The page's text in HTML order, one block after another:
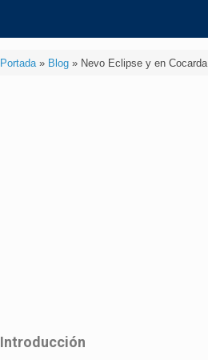
Portada» Blog» Nevo Eclipse y en Cocarda
Introducción